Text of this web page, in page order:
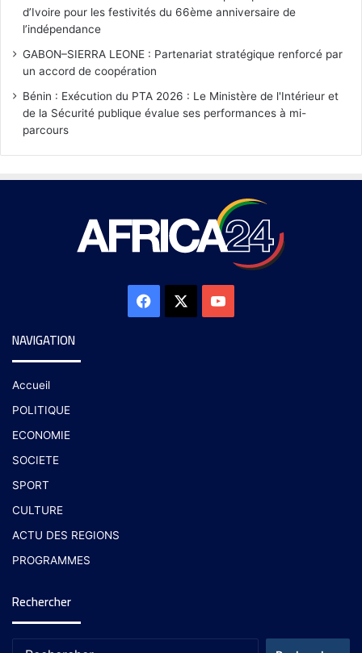
d’Ivoire pour les festivités du 66ème anniversaire de
l’indépendance
GABON–SIERRA LEONE : Partenariat stratégique renforcé par
un accord de coopération
Bénin : Exécution du PTA 2026 : Le Ministère de l'Intérieur et
de la Sécurité publique évalue ses performances à mi-
parcours
NAVIGATION
Accueil
POLITIQUE
ECONOMIE
SOCIETE
SPORT
CULTURE
ACTU DES REGIONS
PROGRAMMES
Rechercher